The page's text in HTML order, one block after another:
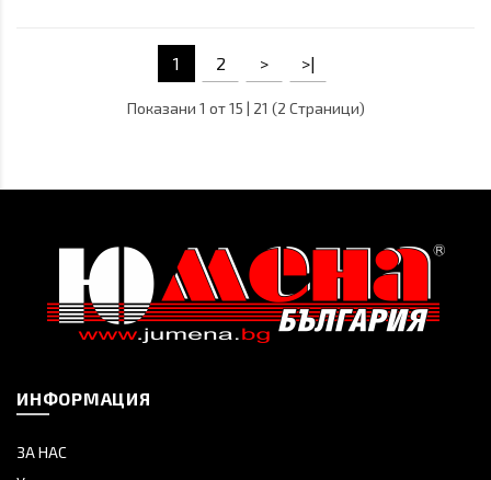
1 2 > >|
Показани 1 от 15 | 21 (2 Страници)
ИНФОРМАЦИЯ
ЗА НАС